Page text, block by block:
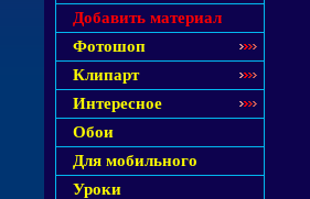
Добавить материал
Фотошоп
Клипарт
Интересное
Обои
Для мобильного
Уроки